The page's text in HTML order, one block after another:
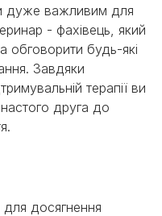
дуже важливим для
- фахівець, який
будь-які
Завдяки
терапії ви
друга до
для досягнення